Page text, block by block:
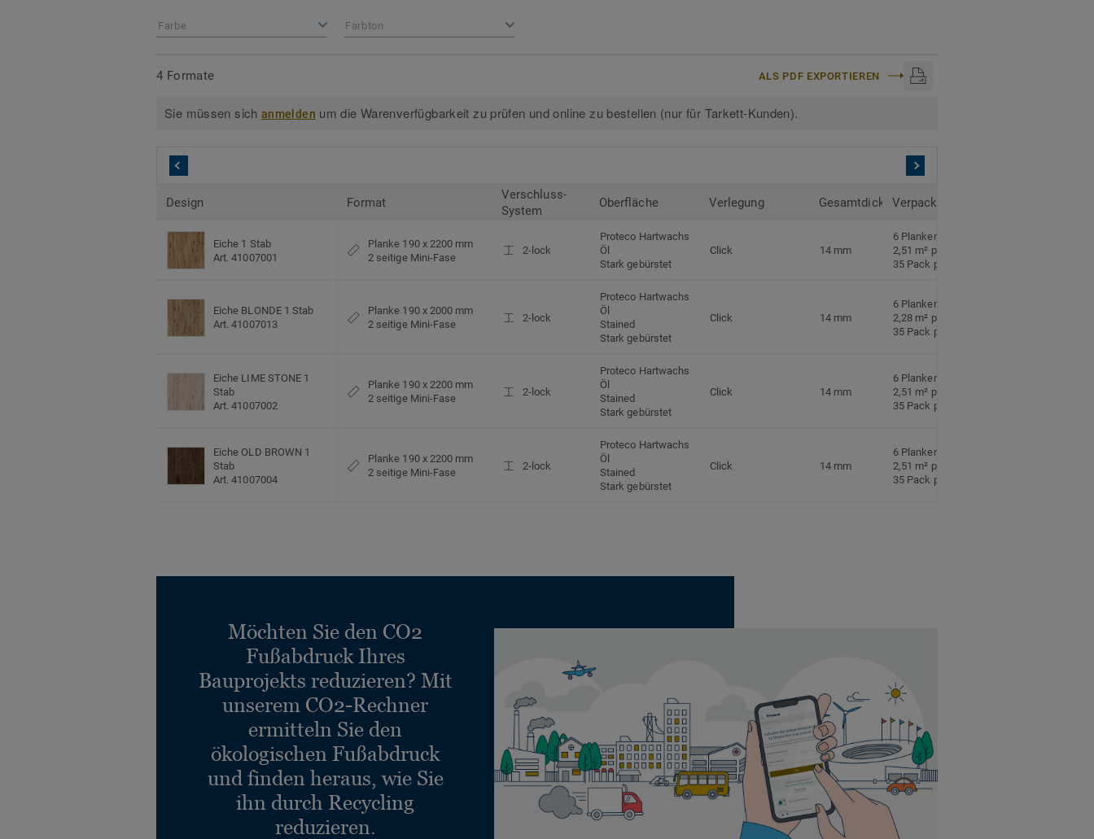
Farbe Farbton
4 Formate ALS PDF EXPORTIEREN
Sie müssen sichanmelden um die Warenverfügbarkeit zu prüfen und online zu bestellen (nur für Tarkett-Kunden).
Design Format
Verschluss-
System
Oberfläche Verlegung Gesamtdicke Verpackung
Eiche 1 Stab
Art. 41007001
Planke 190 x 2200 mm
2 seitige Mini-Fase
2-lock
Proteco Hartwachs
Öl
Stark gebürstet
Click 14 mm
6 Planken pro Pack
2,51 m² pro Pack
35 Pack pro Palette
Eiche BLONDE 1 Stab
Art. 41007013
Planke 190 x 2000 mm
2 seitige Mini-Fase
2-lock
Proteco Hartwachs
Öl
Stained
Stark gebürstet
Click 14 mm
6 Planken pro Pack
2,28 m² pro Pack
35 Pack pro Palette
Eiche LIME STONE 1
Stab
Art. 41007002
Planke 190 x 2200 mm
2 seitige Mini-Fase
2-lock
Proteco Hartwachs
Öl
Stained
Stark gebürstet
Click 14 mm
6 Planken pro Pack
2,51 m² pro Pack
35 Pack pro Palette
Eiche OLD BROWN 1
Stab
Art. 41007004
Planke 190 x 2200 mm
2 seitige Mini-Fase
2-lock
Proteco Hartwachs
Öl
Stained
Stark gebürstet
Click 14 mm
6 Planken pro Pack
2,51 m² pro Pack
35 Pack pro Palette
Möchten Sie den CO2
Fußabdruck Ihres
Bauprojekts reduzieren? Mit
unserem CO2-Rechner
ermitteln Sie den
ökologischen Fußabdruck
und finden heraus, wie Sie
ihn durch Recycling
reduzieren.